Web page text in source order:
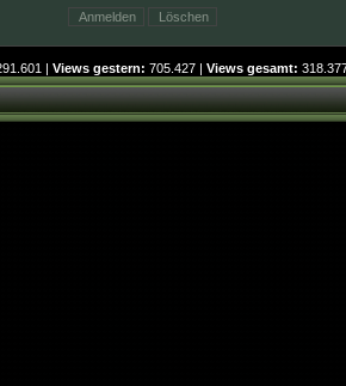
| Views gestern: 705.427 | Views gesamt: